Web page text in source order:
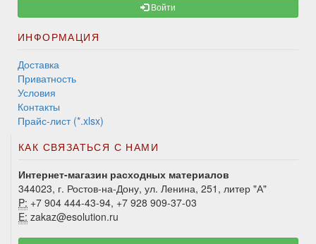
Войти
ИНФОРМАЦИЯ
Доставка
Приватность
Условия
Контакты
Прайс-лист (*.xlsx)
КАК СВЯЗАТЬСЯ С НАМИ
Интернет-магазин расходных материалов
344023, г. Ростов-на-Дону, ул. Ленина, 251, литер "А"
P: +7 904 444-43-94, +7 928 909-37-03
E: zakaz@esolution.ru